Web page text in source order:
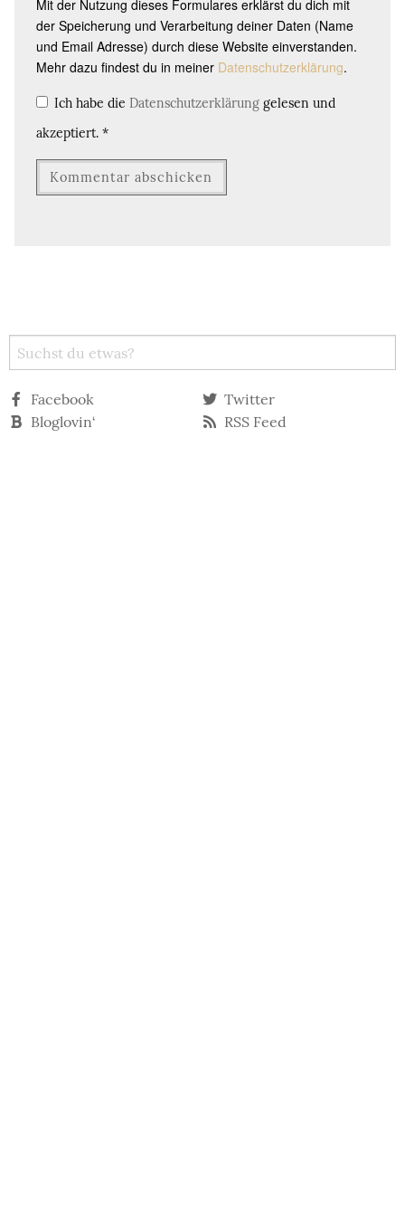
Mit der Nutzung dieses Formulares erklärst du dich mit
der Speicherung und Verarbeitung deiner Daten (Name
und Email Adresse) durch diese Website einverstanden.
Mehr dazu findest du in meiner Datenschutzerklärung.
Ich habe die Datenschutzerklärung gelesen und
akzeptiert. *
Facebook
Twitter
Bloglovin‘
RSS Feed